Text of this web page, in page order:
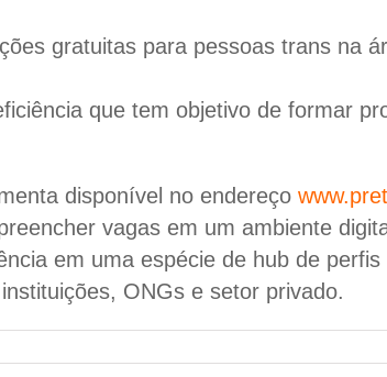
gratuitas para pessoas trans na
que tem objetivo de formar
disponível no endereço
vagas em um ambiente
em uma espécie de hub de
ONGs e setor privado.